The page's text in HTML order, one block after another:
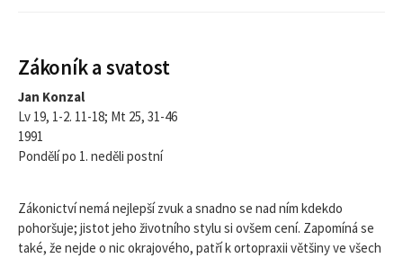
Zákoník a svatost
Jan Konzal
Lv 19, 1-2. 11-18; Mt 25, 31-46
1991
Pondělí po 1. neděli postní
Zákonictví nemá nejlepší zvuk a snadno se nad ním kdekdo
pohoršuje; jistot jeho životního stylu si ovšem cení. Zapomíná se
také, že nejde o nic okrajového, patří k ortopraxii většiny ve všech